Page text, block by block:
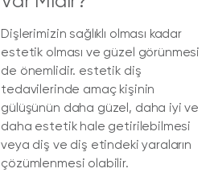
Dişlerimizin sağlıklı olması kadar
estetik olması ve güzel görünmesi
de önemlidir. estetik diş
tedavilerinde amaç kişinin
gülüşünün daha güzel, daha iyi ve
daha estetik hale getirilebilmesi
veya diş ve diş etindeki yaraların
çözümlenmesi olabilir.